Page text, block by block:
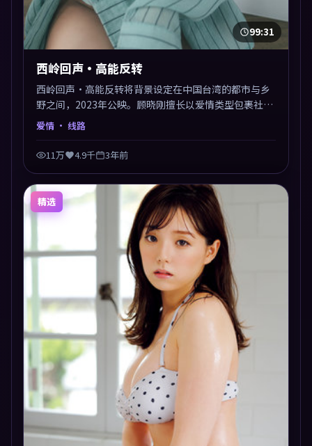
99:31
西岭回声·高能反转
西岭回声·高能反转将背景设定在中国台湾的都市与乡
野之间，2023年公映。顾晓刚擅长以爱情类型包裹社会
议题，节奏张弛有度，留白处耐人寻味。剪辑利落，悬
爱情 · 线路
11万 4.9千 3年前
精选